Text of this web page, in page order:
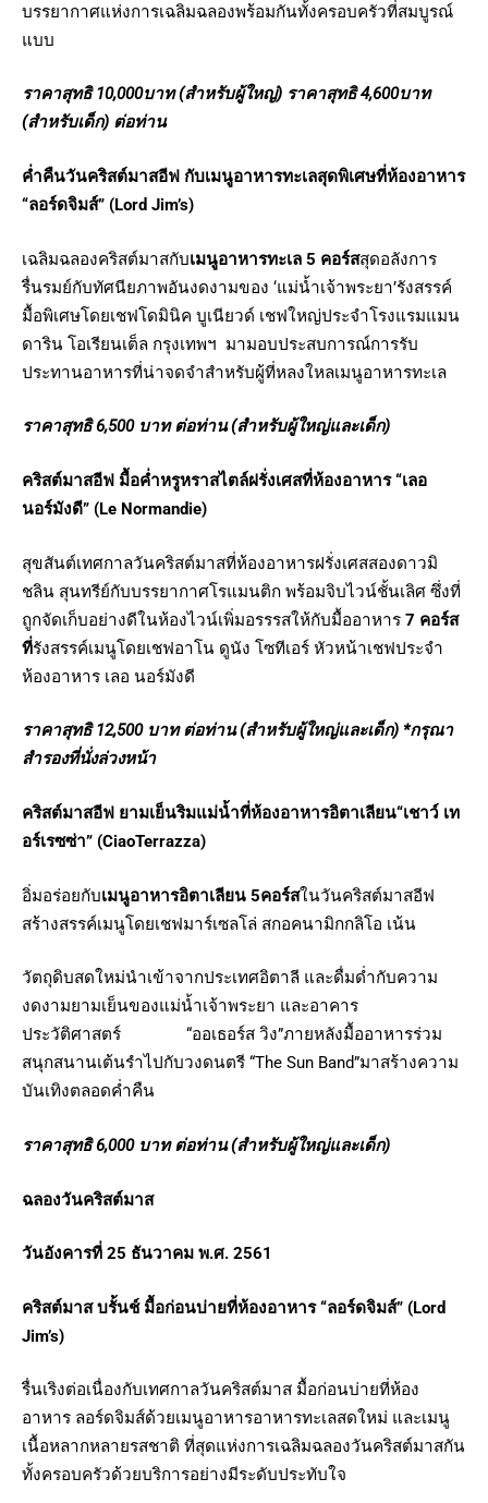
บรรยากาศแห่งการเฉลิมฉลองพร้อมกันทั้งครอบครัวที่สมบูรณ์
แบบ
ราคาสุทธิ10,000บาท (สำหรับผู้ใหญ่) ราคาสุทธิ 4,600บาท
(สำหรับเด็ก) ต่อท่าน
ค่ำคืนวันคริสต์มาสอีฟ กับเมนูอาหารทะเลสุดพิเศษที่ห้องอาหาร
“ลอร์ดจิมส์” (Lord Jim’s)
เฉลิมฉลองคริสต์มาสกับเมนูอาหารทะเล 5 คอร์สสุดอลังการ
รื่นรมย์กับทัศนียภาพอันงดงามของ ‘แม่น้ำเจ้าพระยา’รังสรรค์
มื้อพิเศษโดยเชฟโดมินิค บูเนียวด์ เชฟใหญ่ประจำโรงแรมแมน
ดาริน โอเรียนเต็ล กรุงเทพฯ มามอบประสบการณ์การรับ
ประทานอาหารที่น่าจดจำสำหรับผู้ที่หลงใหลเมนูอาหารทะเล
ราคาสุทธิ 6,500 บาท ต่อท่าน (สำหรับผู้ใหญ่และเด็ก)
คริสต์มาสอีฟ มื้อค่ำหรูหราสไตล์ฝรั่งเศสที่ห้องอาหาร “เลอ
นอร์มังดี” (Le Normandie)
สุขสันต์เทศกาลวันคริสต์มาสที่ห้องอาหารฝรั่งเศสสองดาวมิ
ชลิน สุนทรีย์กับบรรยากาศโรแมนติก พร้อมจิบไวน์ชั้นเลิศ ซึ่งที่
ถูกจัดเก็บอย่างดีในห้องไวน์เพิ่มอรรรสให้กับมื้ออาหาร 7 คอร์ส
ที่รังสรรค์เมนูโดยเชฟอาโน ดูนัง โซทีเอร์ หัวหน้าเชฟประจำ
ห้องอาหาร เลอ นอร์มังดี
ราคาสุทธิ12,500 บาท ต่อท่าน (สำหรับผู้ใหญ่และเด็ก) *กรุณา
สำรองที่นั่งล่วงหน้า
คริสต์มาสอีฟ ยามเย็นริมแม่น้ำที่ห้องอาหารอิตาเลียน“เชาว์ เท
อร์เรซซ่า” (CiaoTerrazza)
อิ่มอร่อยกับเมนูอาหารอิตาเลียน 5คอร์สในวันคริสต์มาสอีฟ
สร้างสรรค์เมนูโดยเชฟมาร์เซลโล่ สกอคนามิกกลิโอ เน้น
วัตถุดิบสดใหม่นำเข้าจากประเทศอิตาลี และดื่มด่ำกับความ
งดงามยามเย็นของแม่น้ำเจ้าพระยา และอาคาร
ประวัติศาสตร์ “ออเธอร์ส วิง”ภายหลังมื้ออาหารร่วม
สนุกสนานเต้นรำไปกับวงดนตรี “The Sun Band”มาสร้างความ
บันเทิงตลอดค่ำคืน
ราคาสุทธิ6,000 บาท ต่อท่าน (สำหรับผู้ใหญ่และเด็ก)
ฉลองวันคริสต์มาส
วันอังคารที่ 25 ธันวาคม พ.ศ. 2561
คริสต์มาสบรั้นช์ มื้อก่อนบ่ายที่ห้องอาหาร “ลอร์ดจิมส์” (Lord
Jim’s)
รื่นเริงต่อเนื่องกับเทศกาลวันคริสต์มาส มื้อก่อนบ่ายที่ห้อง
อาหาร ลอร์ดจิมส์ด้วยเมนูอาหารอาหารทะเลสดใหม่ และเมนู
เนื้อหลากหลายรสชาติ ที่สุดแห่งการเฉลิมฉลองวันคริสต์มาสกัน
ทั้งครอบครัวด้วยบริการอย่างมีระดับประทับใจ